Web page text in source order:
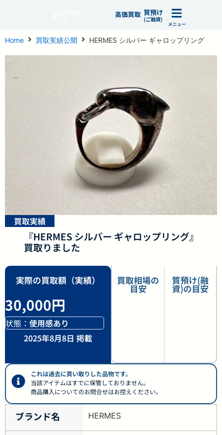
高価買取 質預け
(ご融資)
メニュー
Home 買取実績公開 HERMES シルバー ギャロップリング
買取実績
『HERMES シルバー ギャロップリング』
買取りました
実際の買取額（実績）
30,000円
状態： 使用感あり
2025年8月8日 掲載
買取相場の
目安
質預け(融
資)の目安
これは過去に買い取りした品物です。
当該アイテムはすでに保管しておりません。
商品購入についてのお問合せはお控えください。
ブランド名 HERMES